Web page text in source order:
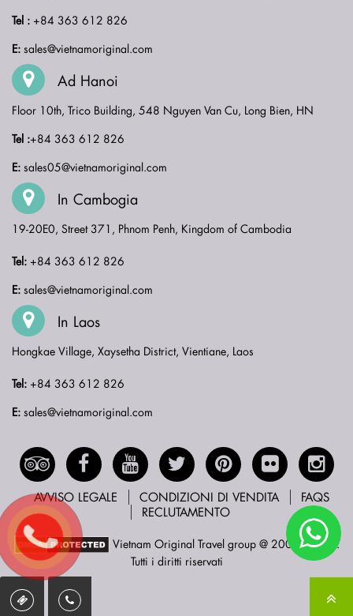
Tel : +84 363 612 826
E: sales@vietnamoriginal.com
Ad Hanoi
Floor 10th, Trico Building, 548 Nguyen Van Cu, Long Bien, HN
Tel :+84 363 612 826
E: sales05@vietnamoriginal.com
In Cambogia
19-20E0, Street 371, Phnom Penh, Kingdom of Cambodia
Tel: +84 363 612 826
E: sales@vietnamoriginal.com
In Laos
Hongkae Village, Xaysetha District, Vientiane, Laos
Tel: +84 363 612 826
E: sales@vietnamoriginal.com
AVVISO LEGALE CONDIZIONI DI VENDITA
FAQS
RECLUTAMENTO
Vietnam Original Travel group @ 2005 - 2023.
Tutti i diritti riservati